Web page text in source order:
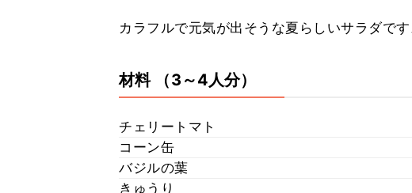
カラフルで元気が出そうな夏らしいサラダです
材料 （3～4人分）
チェリートマト
コーン缶
バジルの葉
きゅうり